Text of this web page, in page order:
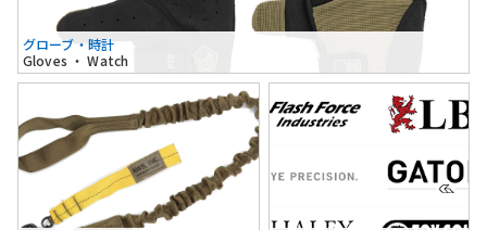
グローブ・時計
Gloves ・ Watch